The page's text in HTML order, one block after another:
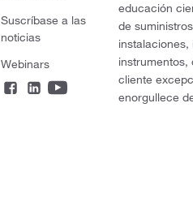
Suscríbase a las
noticias
Webinars
educación
de
cliente
enorgullece